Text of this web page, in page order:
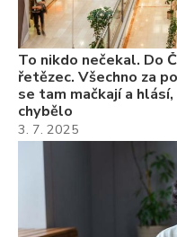
To nikdo nečekal. Do
řetězec. Všechno za
se tam mačkají a
chybělo
3. 7. 2025